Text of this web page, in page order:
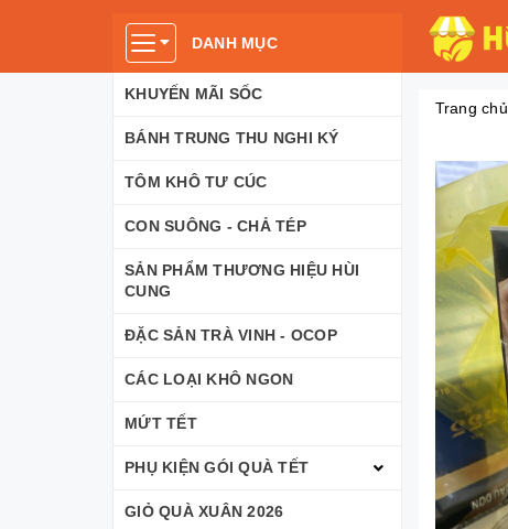
DANH MỤC
KHUYẾN MÃI SỐC
BÁNH TRUNG THU NGHI KÝ
TÔM KHÔ TƯ CÚC
CON SUÔNG - CHẢ TÉP
SẢN PHẨM THƯƠNG HIỆU HÙI
CUNG
ĐẶC SẢN TRÀ VINH - OCOP
CÁC LOẠI KHÔ NGON
MỨT TẾT
PHỤ KIỆN GÓI QUÀ TẾT
GIỎ QUÀ XUÂN 2026
Trang chủ